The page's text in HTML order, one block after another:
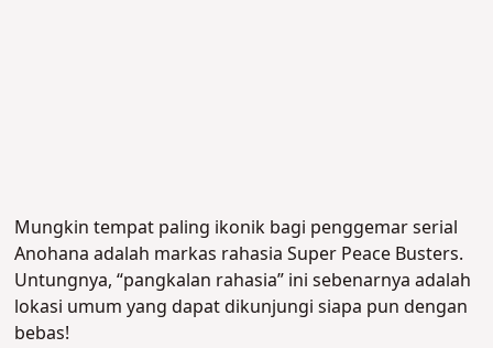
Mungkin tempat paling ikonik bagi penggemar serial
Anohana adalah markas rahasia Super Peace Busters.
Untungnya, “pangkalan rahasia” ini sebenarnya adalah
lokasi umum yang dapat dikunjungi siapa pun dengan
bebas!